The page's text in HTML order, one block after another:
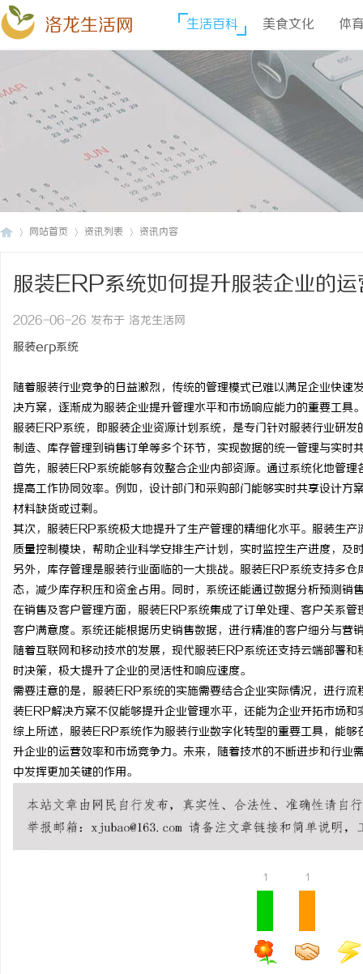
洛龙生活网 生活百科 美食文化 体
网站首页 资讯列表 资讯内容
服装ERP系统如何提升服装企业的
2026-06-26 发布于 洛龙生活网
服装erp系统
随着服装行业竞争的日益激烈，传统的管理模式已难以满足企业快
决方案，逐渐成为服装企业提升管理水平和市场响应能力的重要工具
服装ERP系统，即服装企业资源计划系统，是专门针对服装行业研
制造、库存管理到销售订单等多个环节，实现数据的统一管理与实时
首先，服装ERP系统能够有效整合企业内部资源。通过系统化地管
提高工作协同效率。例如，设计部门和采购部门能够实时共享设计
材料缺货或过剩。
其次，服装ERP系统极大地提升了生产管理的精细化水平。服装生
质量控制模块，帮助企业科学安排生产计划，实时监控生产进度，及
另外，库存管理是服装行业面临的一大挑战。服装ERP系统支持多
态，减少库存积压和资金占用。同时，系统还能通过数据分析预测销
在销售及客户管理方面，服装ERP系统集成了订单处理、客户关系
客户满意度。系统还能根据历史销售数据，进行精准的客户细分与营
随着互联网和移动技术的发展，现代服装ERP系统还支持云端部署
时决策，极大提升了企业的灵活性和响应速度。
需要注意的是，服装ERP系统的实施需要结合企业实际情况，进行
装ERP解决方案不仅能够提升企业管理水平，还能为企业开拓市场和
综上所述，服装ERP系统作为服装行业数字化转型的重要工具，能
升企业的运营效率和市场竞争力。未来，随着技术的不断进步和行
中发挥更加关键的作用。
1 1